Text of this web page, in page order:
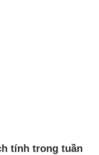
tính trong tuần